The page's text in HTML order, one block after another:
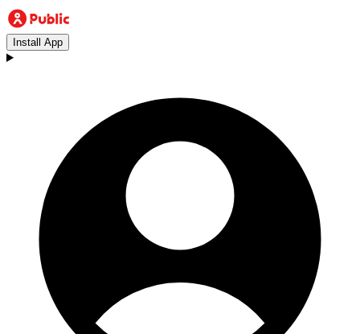
Install App